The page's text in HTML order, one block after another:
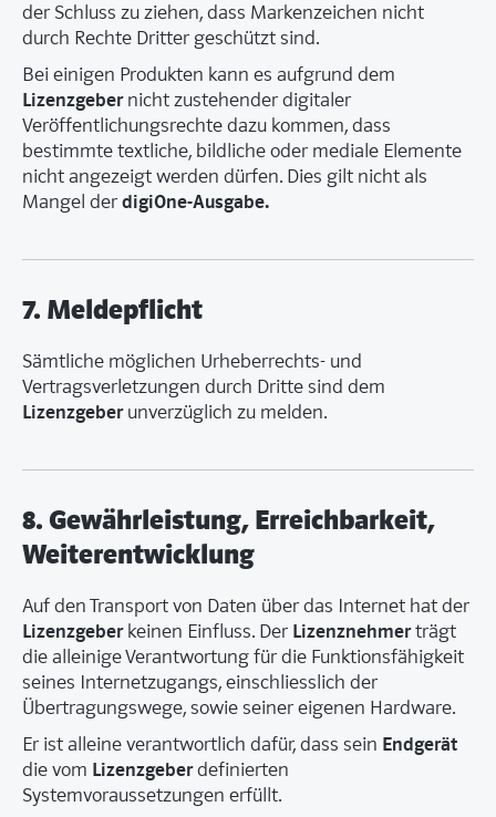
der Schluss zu ziehen, dass Markenzeichen nicht
durch Rechte Dritter geschützt sind.
Bei einigen Produkten kann es aufgrund dem
Lizenzgebernicht zustehender digitaler
Veröffentlichungsrechte dazu kommen, dass
bestimmte textliche, bildliche oder mediale Elemente
nicht angezeigt werden dürfen. Dies gilt nicht als
Mangel derdigiOne-Ausgabe.
7. Meldepflicht
Sämtliche möglichen Urheberrechts- und
Vertragsverletzungen durch Dritte sind dem
Lizenzgeberunverzüglich zu melden.
8. Gewährleistung, Erreichbarkeit,
Weiterentwicklung
Auf den Transport von Daten über das Internet hat der
Lizenzgeberkeinen Einfluss. Der Lizenznehmerträgt
die alleinige Verantwortung für die Funktionsfähigkeit
seines Internetzugangs, einschliesslich der
Übertragungswege, sowie seiner eigenen Hardware.
Er ist alleine verantwortlich dafür, dass sein Endgerät
die vom Lizenzgeberdefinierten
Systemvoraussetzungen erfüllt.